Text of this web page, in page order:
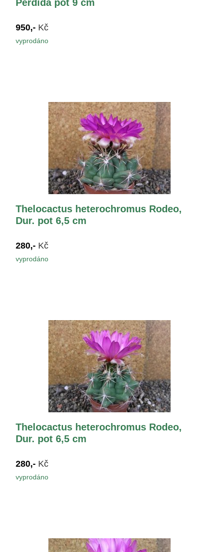
Perdida pot 9 cm
950,- Kč
vyprodáno
Thelocactus heterochromus Rodeo,
Dur. pot 6,5 cm
280,- Kč
vyprodáno
Thelocactus heterochromus Rodeo,
Dur. pot 6,5 cm
280,- Kč
vyprodáno